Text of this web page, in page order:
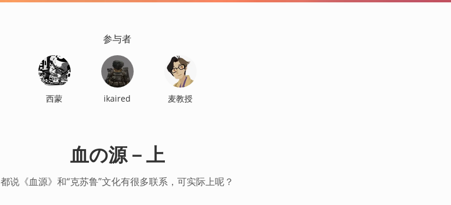
参与者
西蒙 ikaired 麦教授
血の源－上
都说《血源》和“克苏鲁”文化有很多联系，可实际上呢？